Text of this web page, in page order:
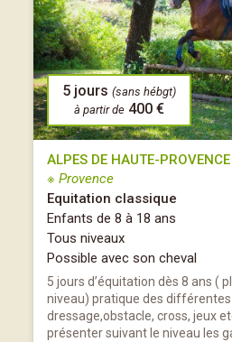
5 jours (sans hébgt)
à partir de 400 €
ALPES DE HAUTE-PROVENCE
※ Provence
Equitation classique
Enfants de 8 à 18 ans
Tous niveaux
Possible avec son cheval
5 jours d’équitation dès 8 ans (
niveau) pratique des différentes
dressage,obstacle, cross, jeux
présenter suivant le niveau les